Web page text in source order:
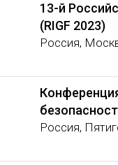
13-й
(RIGF 2023)
Россия,
Россия,